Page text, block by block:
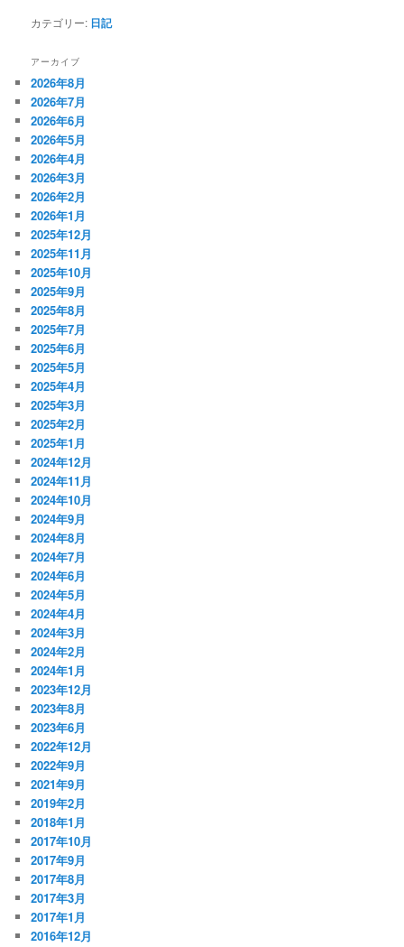
カテゴリー: 日記
アーカイブ
2026年8月
2026年7月
2026年6月
2026年5月
2026年4月
2026年3月
2026年2月
2026年1月
2025年12月
2025年11月
2025年10月
2025年9月
2025年8月
2025年7月
2025年6月
2025年5月
2025年4月
2025年3月
2025年2月
2025年1月
2024年12月
2024年11月
2024年10月
2024年9月
2024年8月
2024年7月
2024年6月
2024年5月
2024年4月
2024年3月
2024年2月
2024年1月
2023年12月
2023年8月
2023年6月
2022年12月
2022年9月
2021年9月
2019年2月
2018年1月
2017年10月
2017年9月
2017年8月
2017年3月
2017年1月
2016年12月